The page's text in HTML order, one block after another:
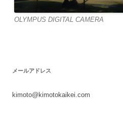
OLYMPUS DIGITAL CAMERA
メールアドレス
kimoto@kimotokaikei.com